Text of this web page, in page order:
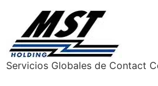
Servicios Globales de Contact